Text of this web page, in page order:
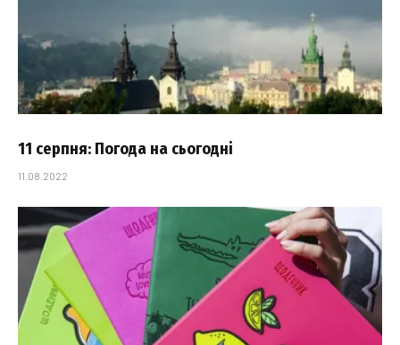
11 серпня: Погода на сьогодні
11.08.2022